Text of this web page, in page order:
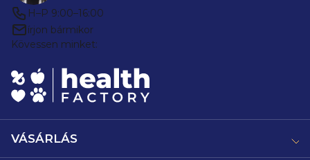
H–P 9:00–16:00
írjon bármikor
Kövessen minket:
VÁSÁRLÁS